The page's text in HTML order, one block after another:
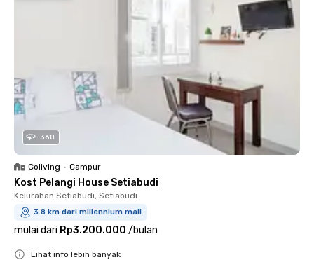
360
Coliving • Campur
Kost Pelangi House Setiabudi
Kelurahan Setiabudi, Setiabudi
3.8 km dari millennium mall
mulai dari Rp3.200.000 /bulan
Lihat info lebih banyak